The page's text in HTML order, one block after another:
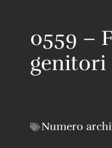
0559 –
genitori
Numero